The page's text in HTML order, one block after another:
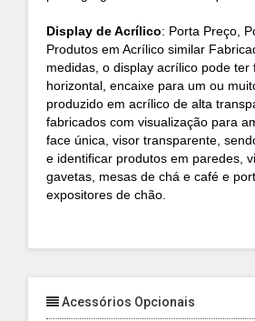
Display de Acrílico: Porta Preço,
Produtos em Acrílico similar
medidas, o display acrílico pode ter
horizontal, encaixe para um ou
produzido em acrílico de alta
fabricados com visualização para
face única, visor transparente,
e identificar produtos em paredes,
gavetas, mesas de chá e café e
expositores de chão.
Acessórios Opcionais